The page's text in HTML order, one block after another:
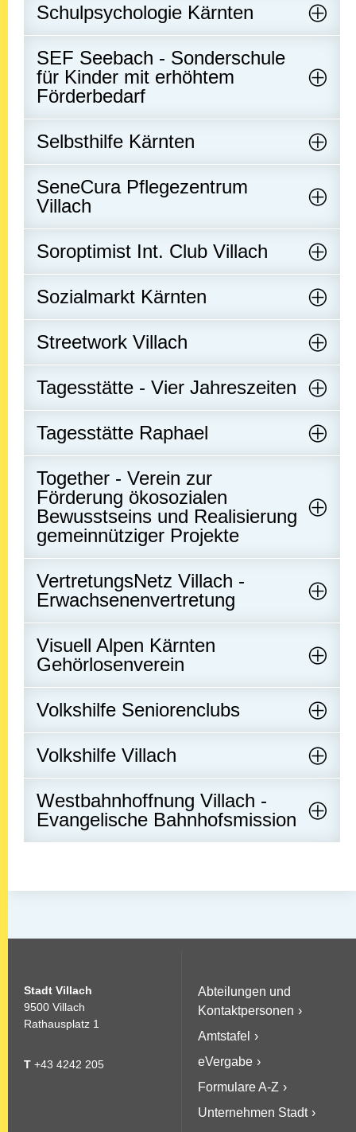
Schulpsychologie Kärnten
SEF Seebach - Sonderschule
für Kinder mit erhöhtem
Förderbedarf
Selbsthilfe Kärnten
SeneCura Pflegezentrum
Villach
Soroptimist Int. Club Villach
Sozialmarkt Kärnten
Streetwork Villach
Tagesstätte - Vier Jahreszeiten
Tagesstätte Raphael
Together - Verein zur
Förderung ökosozialen
Bewusstseins und Realisierung
gemeinnütziger Projekte
VertretungsNetz Villach -
Erwachsenenvertretung
Visuell Alpen Kärnten
Gehörlosenverein
Volkshilfe Seniorenclubs
Volkshilfe Villach
Westbahnhoffnung Villach -
Evangelische Bahnhofsmission
Stadt Villach
9500 Villach
Rathausplatz 1
T +43 4242 205
Abteilungen und
Kontaktpersonen
Amtstafel
eVergabe
Formulare A-Z
Unternehmen Stadt